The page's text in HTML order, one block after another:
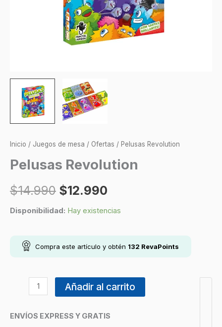
Inicio / Juegos de mesa / Ofertas / Pelusas Revolution
Pelusas Revolution
$14.990 $12.990
Disponibilidad: Hay existencias
Compra este artículo y obtén 132 RevaPoints
Añadir al carrito
ENVÍOS EXPRESS Y GRATIS